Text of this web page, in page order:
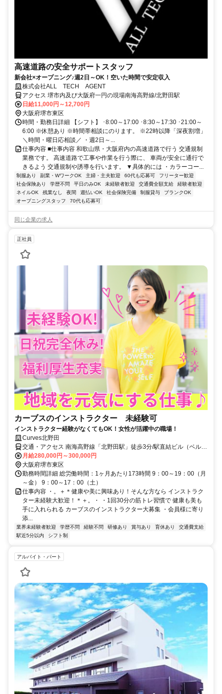
高速道路の安全サポートスタッフ
新会社×オープニング♪週2日～OK！空いた時間で安定収入
株式会社ALL TECH AGENT
アクセス 堺市内及び大阪府一円の現場南海高野線/北野田駅
日給11,000円～12,700円
大阪府堺市東区
時間・勤務日詳細 【シフト】 ･8:00～17:00 ･8:30～17:30 ･21:00～
6:00 ※休憩あり ※時間帯相談にのります。 ※22時以降「深夜割増」
＼時間・曜日応相談／ ・週2日～...
仕事内容 ■仕事内容 和歌山県・大阪府内の高速道路で行う 交通規制
業務です。 高速道路で工事や作業を行う際に、 車両が安全に通行で
きるよう 交通規制や誘導を行います。 ▼具体的には ・カラーコー...
制服あり 副業・WワークOK 主婦・主夫歓迎 60代も応募可
フリーター歓迎
社会保険あり
学歴不問 平日のみOK 未経験者歓迎 交通費全額支給
経験者歓迎
ネイルOK
残業なし 夜間 週払いOK 社会保険完備 制服貸与
ブランクOK
オープニングスタッフ
70代も応募可
同じ企業の求人
正社員
カーブスのインストラクター 未経験可
インストラクター経験がなくてもOK！女性が活躍中の職場！
Curves北野田
交通・アクセス 南海高野線「北野田駅」徒歩3分/駅直結ビル（ベルヒ
ル）の2F
月給280,000円～300,000円
大阪府堺市東区
勤務時間詳細 総労働時間：1ヶ月あたり173時間 9：00～19：00（月
～金） 9：00～17：00（土）
仕事内容 ・。＋＊健康や美に興味あり！そんな方なら インストラク
ター未経験大歓迎！＊＋。・ ・1回30分の筋トレ習慣で 健康も美も
手に入れられる カーブスのインストラクター大募集 ・会員様に寄り
添...
業界未経験者歓迎 学歴不問 経験不問 研修あり 賞与あり 育休あり
交通費支給
駅近5分以内
シフト制
アルバイト・パート